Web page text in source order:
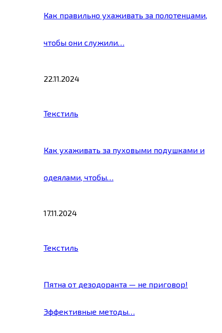
Как правильно ухаживать за полотенцами,
чтобы они служили…
22.11.2024
Текстиль
Как ухаживать за пуховыми подушками и
одеялами, чтобы…
17.11.2024
Текстиль
Пятна от дезодоранта — не приговор!
Эффективные методы…